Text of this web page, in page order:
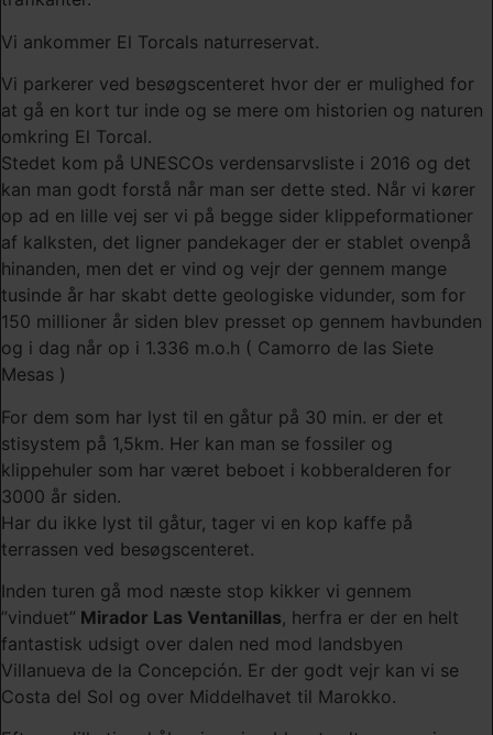
Vi ankommer El Torcals naturreservat.
Vi parkerer ved besøgscenteret hvor der er mulighed for
at gå en kort tur inde og se mere om historien og naturen
omkring El Torcal.
Stedet kom på UNESCOs verdensarvsliste i 2016 og det
kan man godt forstå når man ser dette sted. Når vi kører
op ad en lille vej ser vi på begge sider klippeformationer
af kalksten, det ligner pandekager der er stablet ovenpå
hinanden, men det er vind og vejr der gennem mange
tusinde år har skabt dette geologiske vidunder, som for
150 millioner år siden blev presset op gennem havbunden
og i dag når op i 1.336 m.o.h ( Camorro de las Siete
Mesas )
For dem som har lyst til en gåtur på 30 min. er der et
stisystem på 1,5km. Her kan man se fossiler og
klippehuler som har været beboet i kobberalderen for
3000 år siden.
Har du ikke lyst til gåtur, tager vi en kop kaffe på
terrassen ved besøgscenteret.
Inden turen gå mod næste stop kikker vi gennem
”vinduet” Mirador Las Ventanillas, herfra er der en helt
fantastisk udsigt over dalen ned mod landsbyen
Villanueva de la Concepción. Er der godt vejr kan vi se
Costa del Sol og over Middelhavet til Marokko.